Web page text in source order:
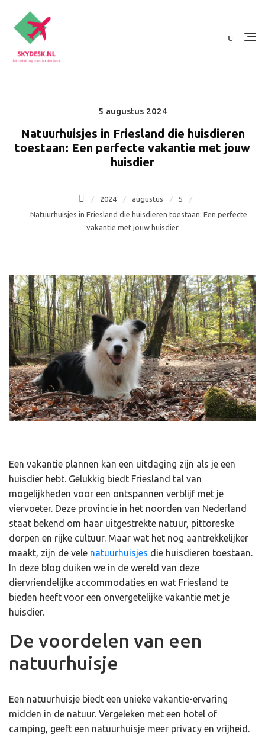
naar
inhoud
Posted
5 augustus 2024
Natuurhuisjes in Friesland die huisdieren
toestaan: Een perfecte vakantie met jouw
huisdier
2024 augustus
5
Natuurhuisjes in Friesland die huisdieren toestaan: Een perfecte
vakantie met jouw huisdier
Een vakantie plannen kan een uitdaging zijn als je een
huisdier hebt. Gelukkig biedt Friesland tal van
mogelijkheden voor een ontspannen verblijf met je
viervoeter. Deze provincie in het noorden van Nederland
staat bekend om haar uitgestrekte natuur, pittoreske
dorpen en rijke cultuur. Maar wat het nog aantrekkelijker
maakt, zijn de vele natuurhuisjes die huisdieren toestaan.
In deze blog duiken we in de wereld van deze
diervriendelijke accommodaties en wat Friesland te
bieden heeft voor een onvergetelijke vakantie met je
huisdier.
De voordelen van een
natuurhuisje
Een natuurhuisje biedt een unieke vakantie-ervaring
midden in de natuur. Vergeleken met een hotel of
camping, geeft een natuurhuisje meer privacy en vrijheid.